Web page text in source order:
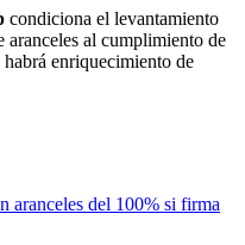
condiciona el levantamiento
aranceles al cumplimiento de
enriquecimiento de
aranceles del 100% si firma